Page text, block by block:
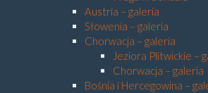
Austria – galeria
Słowenia – galeria
Chorwacja – galeria
Jeziora Plitwickie –
Chorwacja – galeria
Bośnia i Hercegowina –